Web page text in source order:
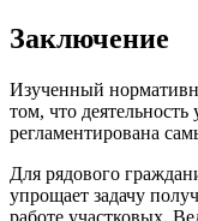
Заключение
Изученный
том, что
регламентирована
Для рядового
упрощает задачу